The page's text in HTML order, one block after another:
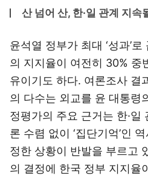
산 넘어 산, 한·일 관계 지속
윤석열 정부가 최대 ‘성과’
의 지지율이 여전히 30% 중
유이기도 하다. 여론조사 결
의 다수는 외교를 윤 대통령
정평가의 주요 근거는 한·일
론 수렴 없이 ‘집단기억’인
정한 상황이 반발을 부르고
의 결정에 한국 정부 지지율